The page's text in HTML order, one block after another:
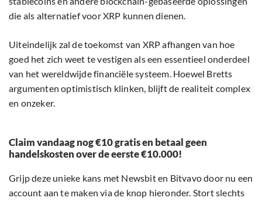
die als alternatief voor XRP kunnen dienen.
Uiteindelijk zal de toekomst van XRP afhangen van hoe
goed het zich weet te vestigen als een essentieel onderdeel
van het wereldwijde financiële systeem. Hoewel Bretts
argumenten optimistisch klinken, blijft de realiteit complex
en onzeker.
Claim vandaag nog €10 gratis en betaal geen
handelskosten over de eerste €10.000!
Grijp deze unieke kans met Newsbit en Bitvavo door nu een
account aan te maken via de knop hieronder. Stort slechts